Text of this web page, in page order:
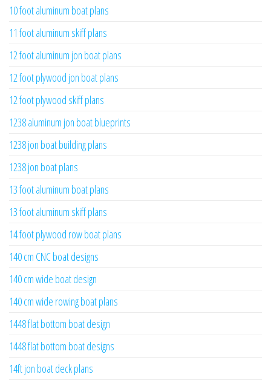
10 foot aluminum boat plans
11 foot aluminum skiff plans
12 foot aluminum jon boat plans
12 foot plywood jon boat plans
12 foot plywood skiff plans
1238 aluminum jon boat blueprints
1238 jon boat building plans
1238 jon boat plans
13 foot aluminum boat plans
13 foot aluminum skiff plans
14 foot plywood row boat plans
140 cm CNC boat designs
140 cm wide boat design
140 cm wide rowing boat plans
1448 flat bottom boat design
1448 flat bottom boat designs
14ft jon boat deck plans